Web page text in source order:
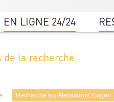
EN LIGNE 24/24
de la recherche
: Recherche sur Alexandrov, Grigori